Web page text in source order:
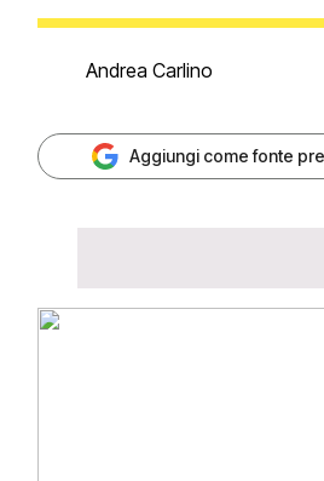
Andrea Carlino
Aggiungi come fonte